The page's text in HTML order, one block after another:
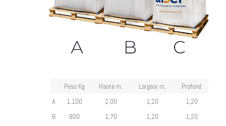
Peso Kg Haute m. Largeur m.
Profond
A
1.100 2,00 1,20
1,20
B
800 1,70 1,20
1,20